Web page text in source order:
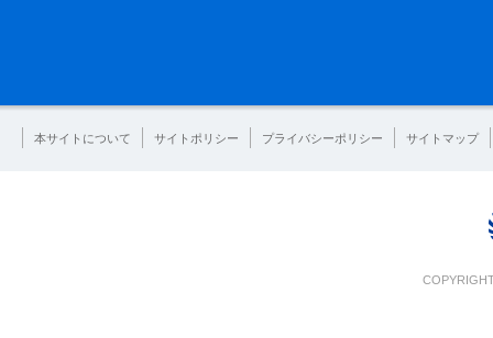
本サイトについて サイトポリシー プライバシーポリシー サイトマップ